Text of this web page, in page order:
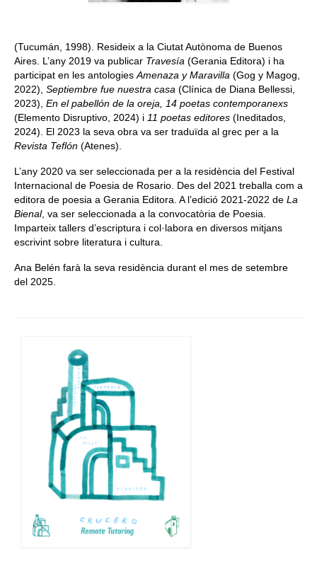
(Tucumán, 1998). Resideix a la Ciutat Autònoma de Buenos
Aires. L’any 2019 va publicar Travesía (Gerania Editora) i ha
participat en les antologies Amenaza y Maravilla (Gog y Magog,
2022), Septiembre fue nuestra casa (Clínica de Diana Bellessi,
2023), En el pabellón de la oreja, 14 poetas contemporanexs
(Elemento Disruptivo, 2024) i 11 poetas editores (Ineditados,
2024). El 2023 la seva obra va ser traduïda al grec per a la
Revista Teflón (Atenes).
L’any 2020 va ser seleccionada per a la residència del Festival
Internacional de Poesia de Rosario. Des del 2021 treballa com a
editora de poesia a Gerania Editora. A l’edició 2021-2022 de La
Bienal, va ser seleccionada a la convocatòria de Poesia.
Imparteix tallers d’escriptura i col·labora en diversos mitjans
escrivint sobre literatura i cultura.
Ana Belén farà la seva residència durant el mes de setembre
del 2025.